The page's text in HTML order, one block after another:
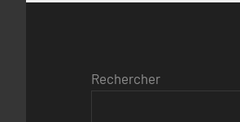
Rechercher